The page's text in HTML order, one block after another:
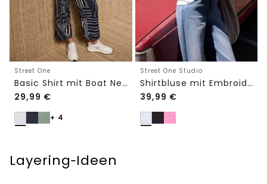
Street One
Basic Shirt mit Boat Neck und Elastikbund
29,99 €
+ 4
Street One Studio
Shirtbluse mit Embroidery-Front
39,99 €
Layering‑Ideen